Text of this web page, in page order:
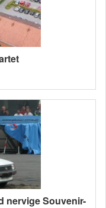
nervige Souvenir-